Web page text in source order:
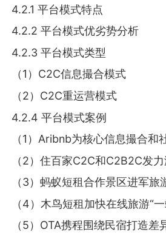
4.2.1 平台模式特点
4.2.2 平台模式优劣势分析
4.2.3 平台模式类型
（1）C2C信息撮合模式
（2）C2C重运营模式
4.2.4 平台模式案例
（1）Aribnb为核心信息撮合和
（2）住百家C2C和C2B2C发
（3）蚂蚁短租合作景区进军旅
（4）木鸟短租加快在线旅游“
（5）OTA携程围绕民宿打造差